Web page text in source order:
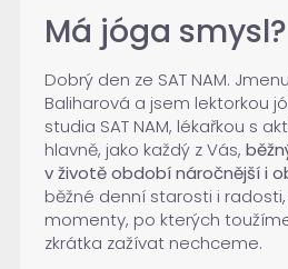
Má jóga smysl?
Dobrý den ze SAT NAM.
Baliharová a jsem lektorkou
studia SAT NAM, lékařkou s
hlavně, jako každý z Vás,
v životě období náročnější i
běžné denní starosti i
momenty, po kterých
zkrátka zažívat nechceme.